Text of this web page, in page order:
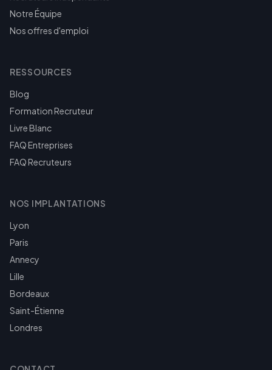
Notre Équipe
Nos offres d'emploi
RESSOURCES
Blog
Formation Recruteur
Livre Blanc
FAQ Entreprises
FAQ Recruteurs
NOS IMPLANTATIONS
Lyon
Paris
Annecy
Lille
Bordeaux
Saint-Étienne
Londres